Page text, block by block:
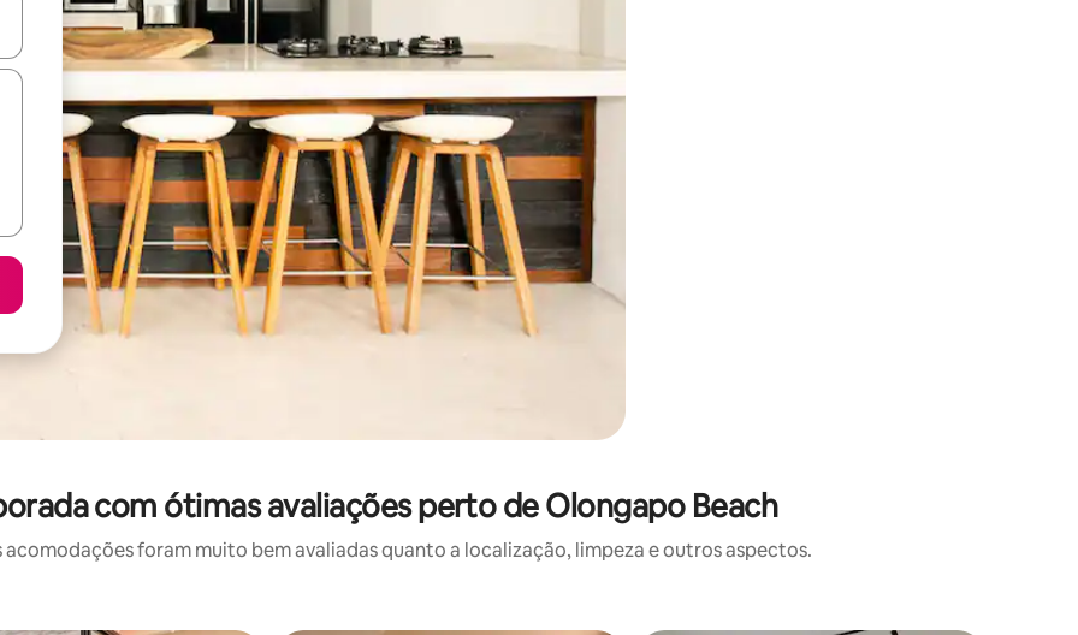
os usando as seta para cima e para baixo do teclado ou tocando e deslizando o dedo na tela.
com ótimas avaliações perto de Olongapo Beach
acomodações foram muito bem avaliadas quanto a localização, limpeza e outros aspectos.